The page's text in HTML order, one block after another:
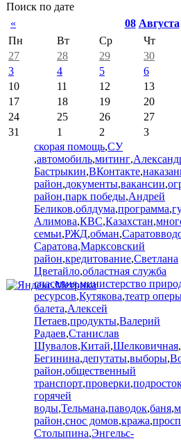
Поиск по дате
«
08 Августа
Пн
Вт Ср Чт
27
28 29 30
3
4 5 6
10
11 12 13
17
18 19 20
24
25 26 27
31
1 2 3
скорая помощь,СУ
,автомобиль,митинг,
Бастрыкин,ВКонтакте,
район,документы,вакансии,
район,парк победы,Андрей
Беликов,облдума,программа,
Алимова,КВС,Казахстан,
семьи,РЖД,обман,
Саратова,Марксовский
район,кредитование,Светлана
Цветайло,областная служба
спасения,министерство
ресурсов,Кутякова,театр
балета,Алексей
Петаев,продукты,Валерий
Радаев,Станислав
Шувалов,Китай,Шелковичная,
Бегинина,депутаты,выборы,
район,общественный
транспорт,проверки,
горячей
воды,Тельмана,паводок,баня,
район,снос домов,кража,
Столыпина,Энгельс-